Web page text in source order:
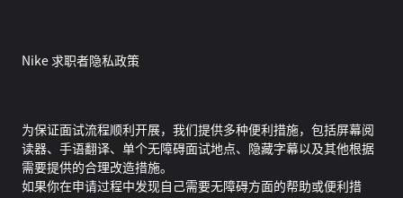
Nike 求职者隐私政策
为保证面试流程顺利开展，我们提供多种便利措施，包括屏幕阅
读器、手语翻译、单个无障碍面试地点、隐藏字幕以及其他根据
需要提供的合理改造措施。
如果你在申请过程中发现自己需要无障碍方面的帮助或便利措